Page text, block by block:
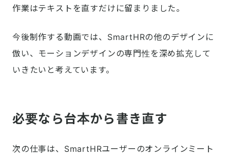
作業はテキストを直すだけに留まりました。
今後制作する動画では、SmartHRの他のデザインに
倣い、モーションデザインの専門性を深め拡充して
いきたいと考えています。
必要なら台本から書き直す
次の仕事は、SmartHRユーザーのオンラインミート